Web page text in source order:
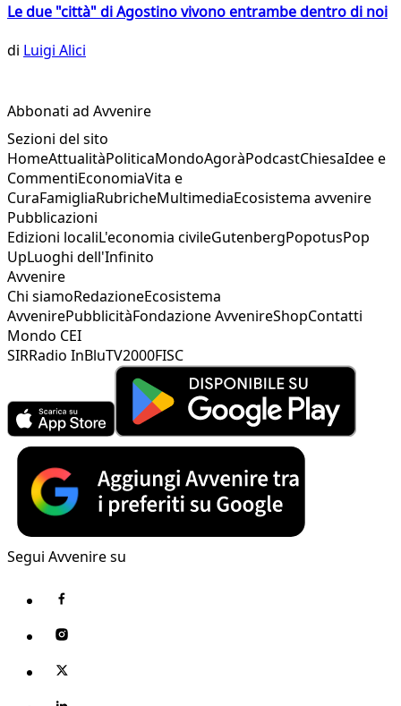
Le due "città" di Agostino vivono entrambe dentro di noi
di Luigi Alici
Abbonati ad Avvenire
Sezioni del sito
HomeAttualitàPoliticaMondoAgoràPodcastChiesaIdee e
CommentiEconomiaVita e
CuraFamigliaRubricheMultimediaEcosistema avvenire
Pubblicazioni
Edizioni localiL'economia civileGutenbergPopotusPop
UpLuoghi dell'Infinito
Avvenire
Chi siamoRedazioneEcosistema
AvvenirePubblicitàFondazione AvvenireShopContatti
Mondo CEI
SIRRadio InBluTV2000FISC
Segui Avvenire su